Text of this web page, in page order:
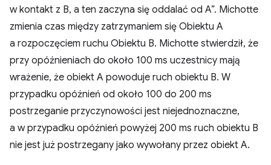
w kontakt z B, a ten zaczyna się oddalać od A”. Michotte
zmienia czas między zatrzymaniem się Obiektu A
a rozpoczęciem ruchu Obiektu B. Michotte stwierdził, że
przy opóźnieniach do około 100 ms uczestnicy mają
wrażenie, że obiekt A powoduje ruch obiektu B. W
przypadku opóźnień od około 100 do 200 ms
postrzeganie przyczynowości jest niejednoznaczne,
a w przypadku opóźnień powyżej 200 ms ruch obiektu B
nie jest już postrzegany jako wywołany przez obiekt A.